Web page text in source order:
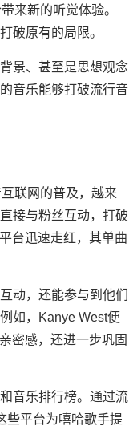
来新的听觉体验。
破原有的局限。
景、甚至是思想观念
音乐能够打破流行音
联网的普及，越来
接与粉丝互动，打破
台迅速走红，其单曲
动，还能参与到他们
如，Kanye West便
密感，还进一步巩固
音乐排行榜。通过流
些平台为嘻哈歌手提